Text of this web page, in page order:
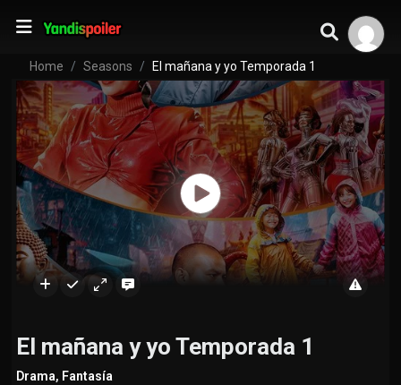
Home Seasons El mañana y yo Temporada 1
El mañana y yo Temporada 1
Drama, Fantasía